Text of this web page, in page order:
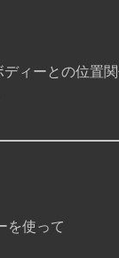
ィーとの位置
を使って